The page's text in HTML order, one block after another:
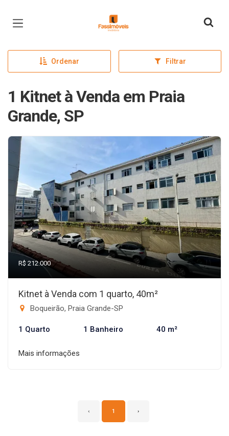
Página inicial
Ordenar Filtrar
1 Kitnet à Venda em Praia
Grande, SP
R$ 212.000
Kitnet à Venda com 1 quarto, 40m²
Boqueirão, Praia Grande-SP
1 Quarto 1 Banheiro 40 m²
Mais informações
‹ 1 ›